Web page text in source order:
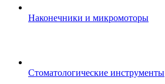
Наконечники и микромоторы
Стоматологические инструменты